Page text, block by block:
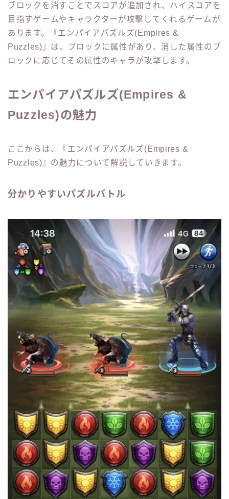
ブロックを消すことでスコアが追加され、ハイスコアを
目指すゲームやキャラクターが攻撃してくれるゲームが
あります。『エンパイアパズルズ(Empires &
Puzzles)』は、ブロックに属性があり、消した属性のブ
ロックに応じてその属性のキャラが攻撃します。
エンパイアパズルズ(Empires &
Puzzles)の魅力
ここからは、『エンパイアパズルズ(Empires &
Puzzles)』の魅力について解説していきます。
分かりやすいパズルバトル